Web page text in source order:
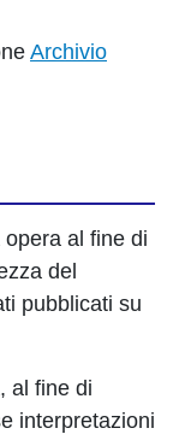
Archivio
al fine di
del
pubblicati su
al fine di
interpretazioni